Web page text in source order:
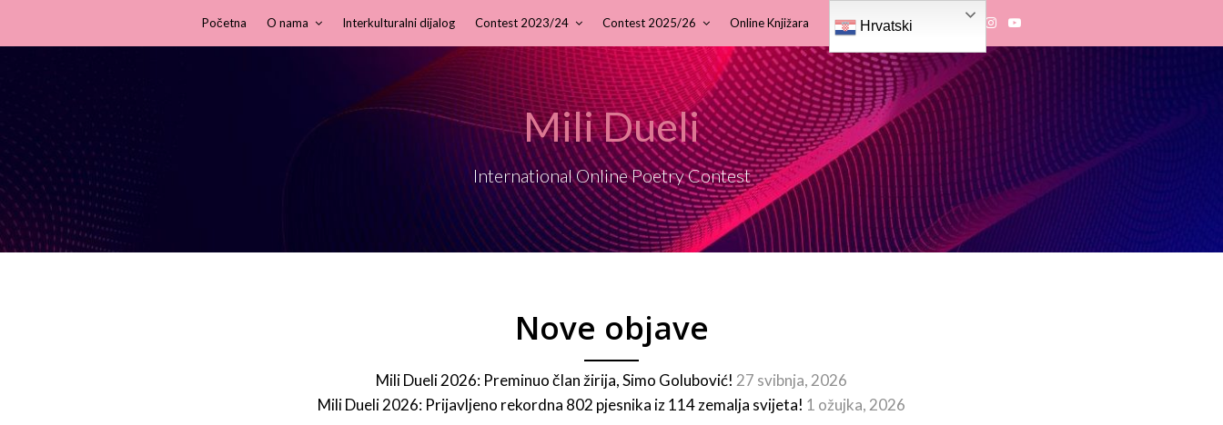
Početna O nama Interkulturalni dijalog Contest 2023/24 Contest 2025/26 Online Knjižara Hrvatski
Mili Dueli
International Online Poetry Contest
Nove objave
Mili Dueli 2026: Preminuo član žirija, Simo Golubović! 27 svibnja, 2026
Mili Dueli 2026: Prijavljeno rekordna 802 pjesnika iz 114 zemalja svijeta! 1 ožujka, 2026